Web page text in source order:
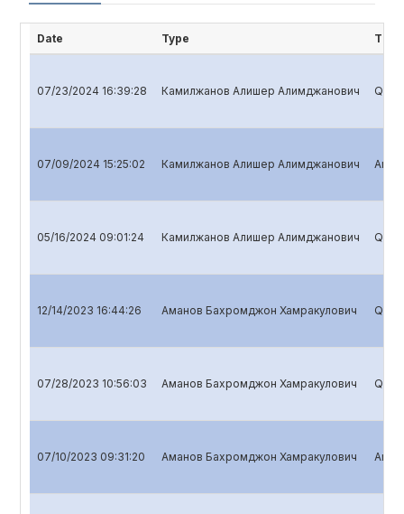
Date Type Title
07/23/2024 16:39:28 Камилжанов Алишер Алимджанович
07/09/2024 15:25:02 Камилжанов Алишер Алимджанович
05/16/2024 09:01:24 Камилжанов Алишер Алимджанович
12/14/2023 16:44:26 Аманов Бахромджон Хамракулович
07/28/2023 10:56:03 Аманов Бахромджон Хамракулович
07/10/2023 09:31:20 Аманов Бахромджон Хамракулович